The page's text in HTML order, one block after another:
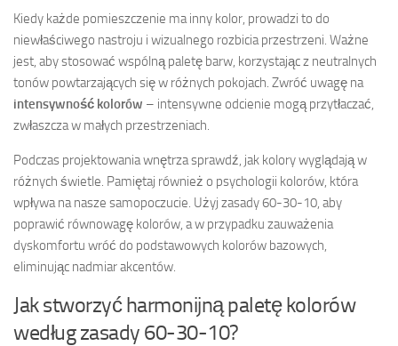
Kiedy każde pomieszczenie ma inny kolor, prowadzi to do
niewłaściwego nastroju i wizualnego rozbicia przestrzeni. Ważne
jest, aby stosować wspólną paletę barw, korzystając z neutralnych
tonów powtarzających się w różnych pokojach. Zwróć uwagę na
intensywność kolorów – intensywne odcienie mogą przytłaczać,
zwłaszcza w małych przestrzeniach.
Podczas projektowania wnętrza sprawdź, jak kolory wyglądają w
różnych świetle. Pamiętaj również o psychologii kolorów, która
wpływa na nasze samopoczucie. Użyj zasady 60-30-10, aby
poprawić równowagę kolorów, a w przypadku zauważenia
dyskomfortu wróć do podstawowych kolorów bazowych,
eliminując nadmiar akcentów.
Jak stworzyć harmonijną paletę kolorów
według zasady 60-30-10?